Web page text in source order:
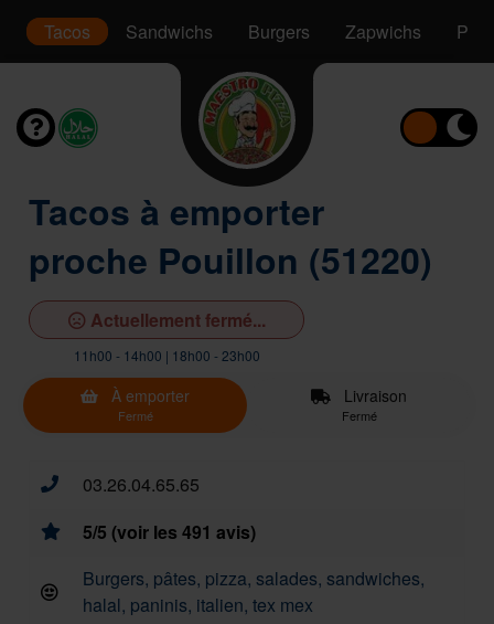
Tacos Sandwichs Burgers Zapwichs
Tacos à emporter
proche Pouillon (51220)
Actuellement fermé...
11h00 - 14h00 | 18h00 - 23h00
À emporter
Fermé
Livraison
Fermé
03.26.04.65.65
5/5 (voir les 491 avis)
Burgers, pâtes, pizza, salades, sandwiches,
halal, paninis, italien, tex mex